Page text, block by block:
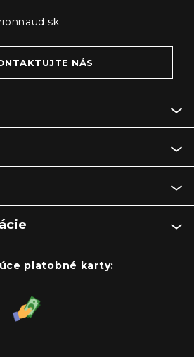
NÁS
platobné karty: